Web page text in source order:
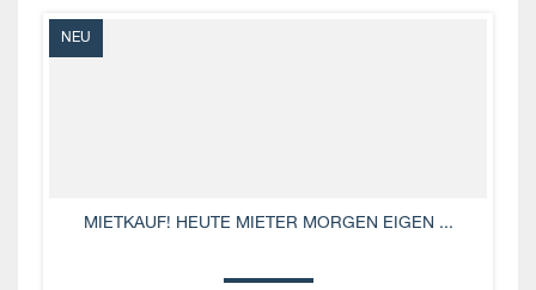
NEU
MIETKAUF! HEUTE MIETER MORGEN EIGEN ...